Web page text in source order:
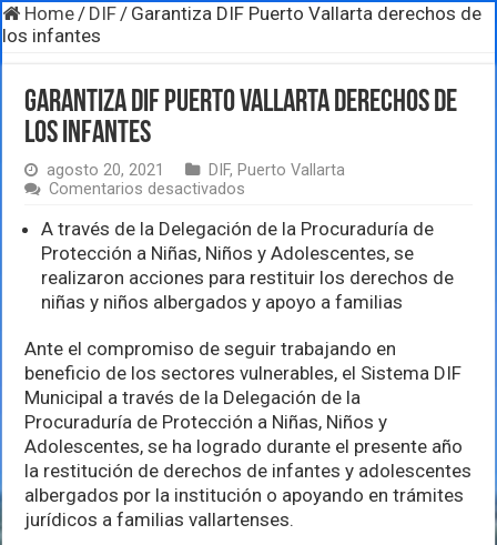
Home / DIF / Garantiza DIF Puerto Vallarta derechos de
los infantes
Garantiza DIF Puerto Vallarta derechos de
los infantes
agosto 20, 2021 DIF, Puerto Vallarta
Comentarios desactivados
DIF
Puerto
Vallarta
derechos
de
infantes
A través de la Delegación de la Procuraduría de
Protección a Niñas, Niños y Adolescentes, se
realizaron acciones para restituir los derechos de
niñas y niños albergados y apoyo a familias
Ante el compromiso de seguir trabajando en
beneficio de los sectores vulnerables, el Sistema DIF
Municipal a través de la Delegación de la
Procuraduría de Protección a Niñas, Niños y
Adolescentes, se ha logrado durante el presente año
la restitución de derechos de infantes y adolescentes
albergados por la institución o apoyando en trámites
jurídicos a familias vallartenses.